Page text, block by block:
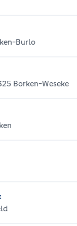
Burlo
Borken-Weseke